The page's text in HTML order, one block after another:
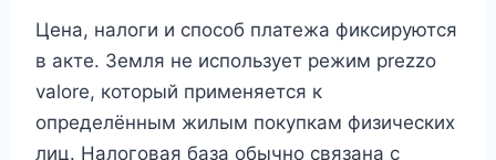
Цена, налоги и способ платежа фиксируются
в акте. Земля не использует режим prezzo
valore, который применяется к
определённым жилым покупкам физических
лиц. Налоговая база обычно связана с